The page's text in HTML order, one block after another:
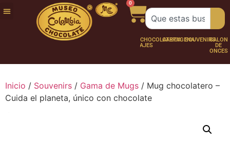
0
FUNDACIÓNNUESTRA
PERSONAJES
CHOCOLATERÍA
CARTAGENASOUVENIRSSALÓN
DE
ONCES
Inicio / Souvenirs / Gama de Mugs / Mug chocolatero –
Cuida el planeta, único con chocolate